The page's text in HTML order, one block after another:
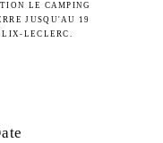
LE CAMPING
JUSQU'AU 19
LECLERC.